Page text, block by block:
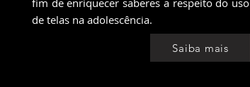
fim de enriquecer saberes a respeito do uso
de telas na adolescência.
Saiba mais